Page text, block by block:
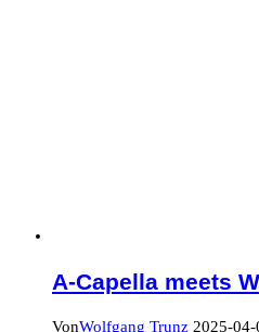
A-Capella meets
VonWolfgang Trunz 2025-04-